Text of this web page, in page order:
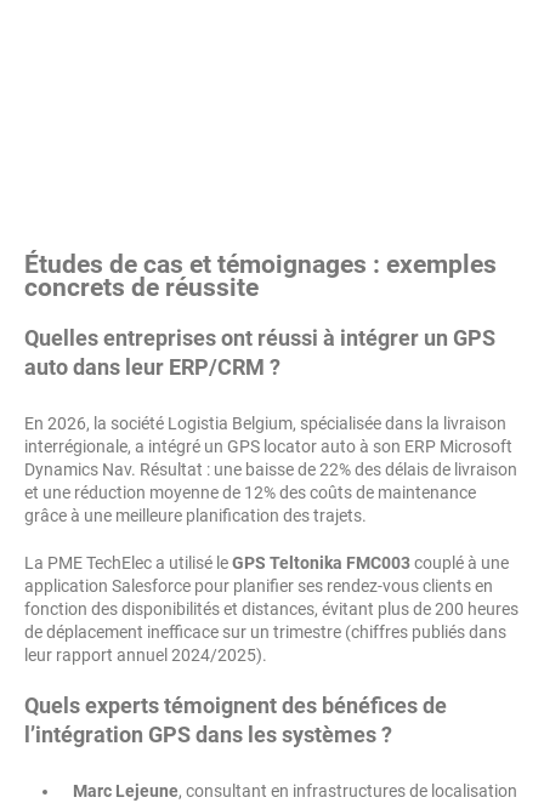
Études de cas et témoignages : exemples
concrets de réussite
Quelles entreprises ont réussi à intégrer un GPS
auto dans leur ERP/CRM ?
En 2026, la société Logistia Belgium, spécialisée dans la livraison
interrégionale, a intégré un GPS locator auto à son ERP Microsoft
Dynamics Nav. Résultat : une baisse de 22% des délais de livraison
et une réduction moyenne de 12% des coûts de maintenance
grâce à une meilleure planification des trajets.
La PME TechElec a utilisé leGPS Teltonika FMC003couplé à une
application Salesforce pour planifier ses rendez-vous clients en
fonction des disponibilités et distances, évitant plus de 200 heures
de déplacement inefficace sur un trimestre (chiffres publiés dans
leur rapport annuel 2024/2025).
Quels experts témoignent des bénéfices de
l’intégration GPS dans les systèmes ?
Marc Lejeune, consultant en infrastructures de localisation